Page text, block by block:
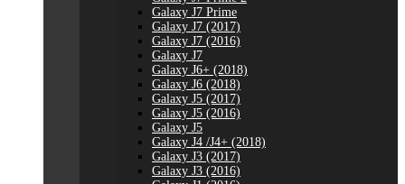
Galaxy J7 Prime
Galaxy J7 (2017)
Galaxy J7 (2016)
Galaxy J7
Galaxy J6+ (2018)
Galaxy J6 (2018)
Galaxy J5 (2017)
Galaxy J5 (2016)
Galaxy J5
Galaxy J4 /J4+ (2018)
Galaxy J3 (2017)
Galaxy J3 (2016)